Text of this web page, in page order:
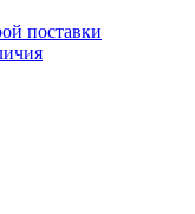
поставки